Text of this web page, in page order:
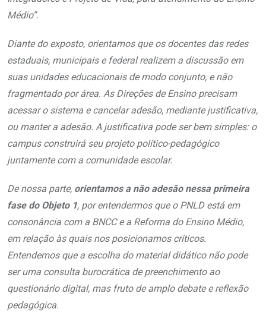
Médio”.
Diante do exposto, orientamos que os docentes das redes
estaduais, municipais e federal realizem a discussão em
suas unidades educacionais de modo conjunto, e não
fragmentado por área. As Direções de Ensino precisam
acessar o sistema e cancelar adesão, mediante justificativa,
ou manter a adesão. A justificativa pode ser bem simples: o
campus construirá seu projeto político-pedagógico
juntamente com a comunidade escolar.
De nossa parte, orientamos a não adesão nessa primeira
fase do Objeto 1, por entendermos que o PNLD está em
consonância com a BNCC e a Reforma do Ensino Médio,
em relação às quais nos posicionamos críticos.
Entendemos que a escolha do material didático não pode
ser uma consulta burocrática de preenchimento ao
questionário digital, mas fruto de amplo debate e reflexão
pedagógica.